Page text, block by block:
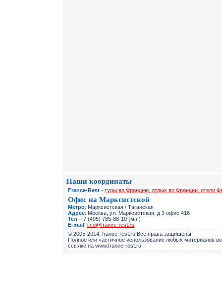
Наши координаты
France-Rest - туры во Францию, отдых во Франции, отели
Офис на Марксистской
Метро: Марксистская / Таганская
Адрес: Москва, ул. Марксистская, д 3 офис 416
Тел: +7 (495) 785-88-10 (мн.)
E-mail: info@france-rest.ru
© 2005-2014, france-rest.ru Все права защищены.
Полное или частичное использование любых материалов
ссылке на www.france-rest.ru!